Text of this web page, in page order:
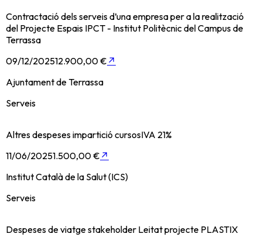
Contractació dels serveis d’una empresa per a la realització
del Projecte Espais IPCT - Institut Politècnic del Campus de
Terrassa
09/12/202512.900,00 € ↗
Ajuntament de Terrassa
Serveis
Altres despeses impartició cursosIVA 21%
11/06/20251.500,00 € ↗
Institut Català de la Salut (ICS)
Serveis
Despeses de viatge stakeholder Leitat projecte PLASTIX